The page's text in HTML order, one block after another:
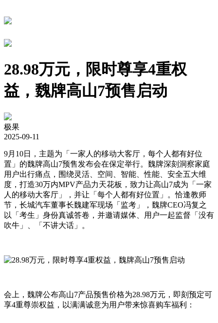
28.98万元，限时尊享4重权
益，魏牌高山7预售启动
极果
2025-09-11
9月10日，主题为「一家人的移动大客厅，每个人都有好位
置」的魏牌高山7预售发布会在保定举行。魏牌深刻洞察家庭
用户出行痛点，围绕灵活、空间、智能、性能、安全五大维
度，打造30万内MPV产品力天花板，致力让高山7成为「一家
人的移动大客厅」，并让「每个人都有好位置」。恰逢教师
节，长城汽车董事长魏建军现场「监考」，魏牌CEO冯复之
以「考生」身份真诚答卷，并邀请媒体、用户一起监督「没有
吹牛」、「不讲大话」。
会上，魏牌公布高山7产品预售价格为28.98万元，即刻预定可
享4重尊崇权益，以满满诚意为用户带来惊喜购车福利：